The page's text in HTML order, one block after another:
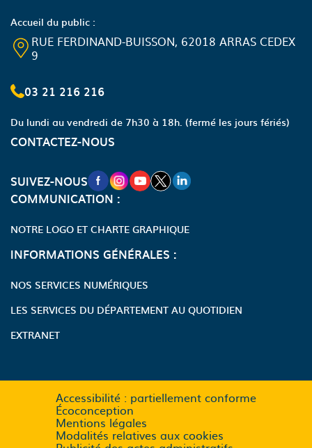
Accueil du public :
RUE FERDINAND-BUISSON, 62018 ARRAS CEDEX
9
03 21 216 216
Du lundi au vendredi de 7h30 à 18h. (fermé les jours fériés)
CONTACTEZ-NOUS
SUIVEZ-NOUSNOUVELLE FENÊTRE VERS LA PAGE
NOUVELLE FENÊTRE VERS LA
NOUVELLE FENÊTRE VERS LA
NOUVELLE FENÊTRE VERS
NOUVELLE FENÊTRE
COMMUNICATION :
NOTRE LOGO ET CHARTE GRAPHIQUE
INFORMATIONS GÉNÉRALES :
NOS SERVICES NUMÉRIQUES
LES SERVICES DU DÉPARTEMENT AU QUOTIDIEN
EXTRANET
Accessibilité : partiellement conforme
Écoconception
Mentions légales
Modalités relatives aux cookies